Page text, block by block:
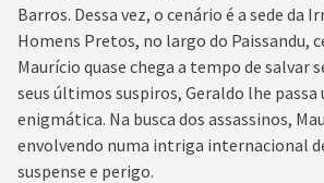
Barros. Dessa vez, o cenário é a sede da
Homens Pretos, no largo do Paissandu,
Maurício quase chega a tempo de salvar
seus últimos suspiros, Geraldo lhe passa
enigmática. Na busca dos assassinos,
envolvendo numa intriga internacional
suspense e perigo.